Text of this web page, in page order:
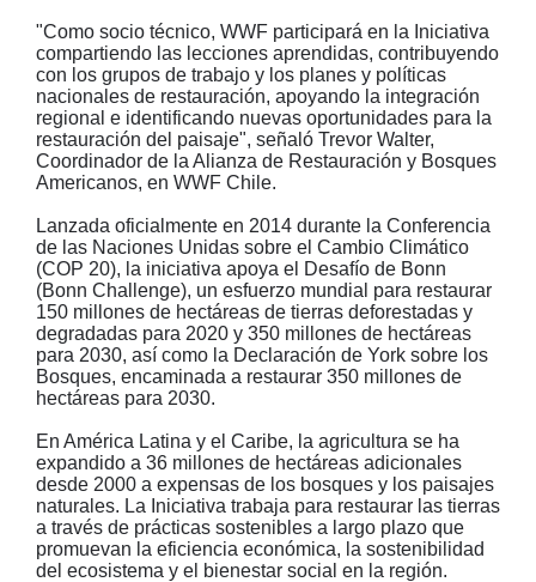
"Como socio técnico, WWF participará en la Iniciativa
compartiendo las lecciones aprendidas, contribuyendo
con los grupos de trabajo y los planes y políticas
nacionales de restauración, apoyando la integración
regional e identificando nuevas oportunidades para la
restauración del paisaje", señaló Trevor Walter,
Coordinador de la Alianza de Restauración y Bosques
Americanos, en WWF Chile.
Lanzada oficialmente en 2014 durante la Conferencia
de las Naciones Unidas sobre el Cambio Climático
(COP 20), la iniciativa apoya el Desafío de Bonn
(Bonn Challenge), un esfuerzo mundial para restaurar
150 millones de hectáreas de tierras deforestadas y
degradadas para 2020 y 350 millones de hectáreas
para 2030, así como la Declaración de York sobre los
Bosques, encaminada a restaurar 350 millones de
hectáreas para 2030.
En América Latina y el Caribe, la agricultura se ha
expandido a 36 millones de hectáreas adicionales
desde 2000 a expensas de los bosques y los paisajes
naturales. La Iniciativa trabaja para restaurar las tierras
a través de prácticas sostenibles a largo plazo que
promuevan la eficiencia económica, la sostenibilidad
del ecosistema y el bienestar social en la región.